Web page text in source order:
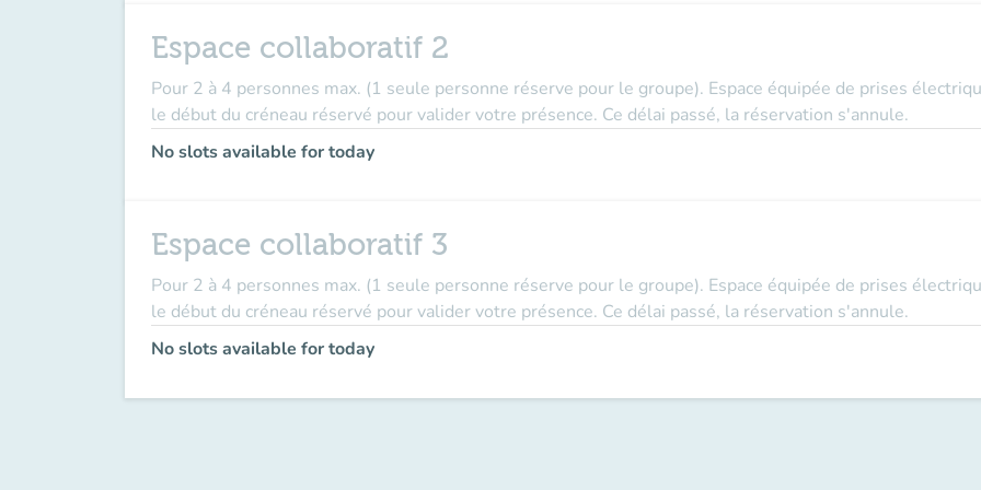
Espace collaboratif 2
Pour 2 à 4 personnes max. (1 seule personne réserve pour le groupe). Espace équipée de prises
le début du créneau réservé pour valider votre présence. Ce délai passé, la réservation s'annule.
No slots available for today
Espace collaboratif 3
Pour 2 à 4 personnes max. (1 seule personne réserve pour le groupe). Espace équipée de prises
le début du créneau réservé pour valider votre présence. Ce délai passé, la réservation s'annule.
No slots available for today